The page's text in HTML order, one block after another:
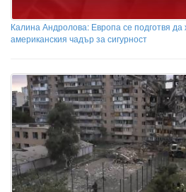
Калина Андролова: Европа се подготвя да
американския чадър за сигурност